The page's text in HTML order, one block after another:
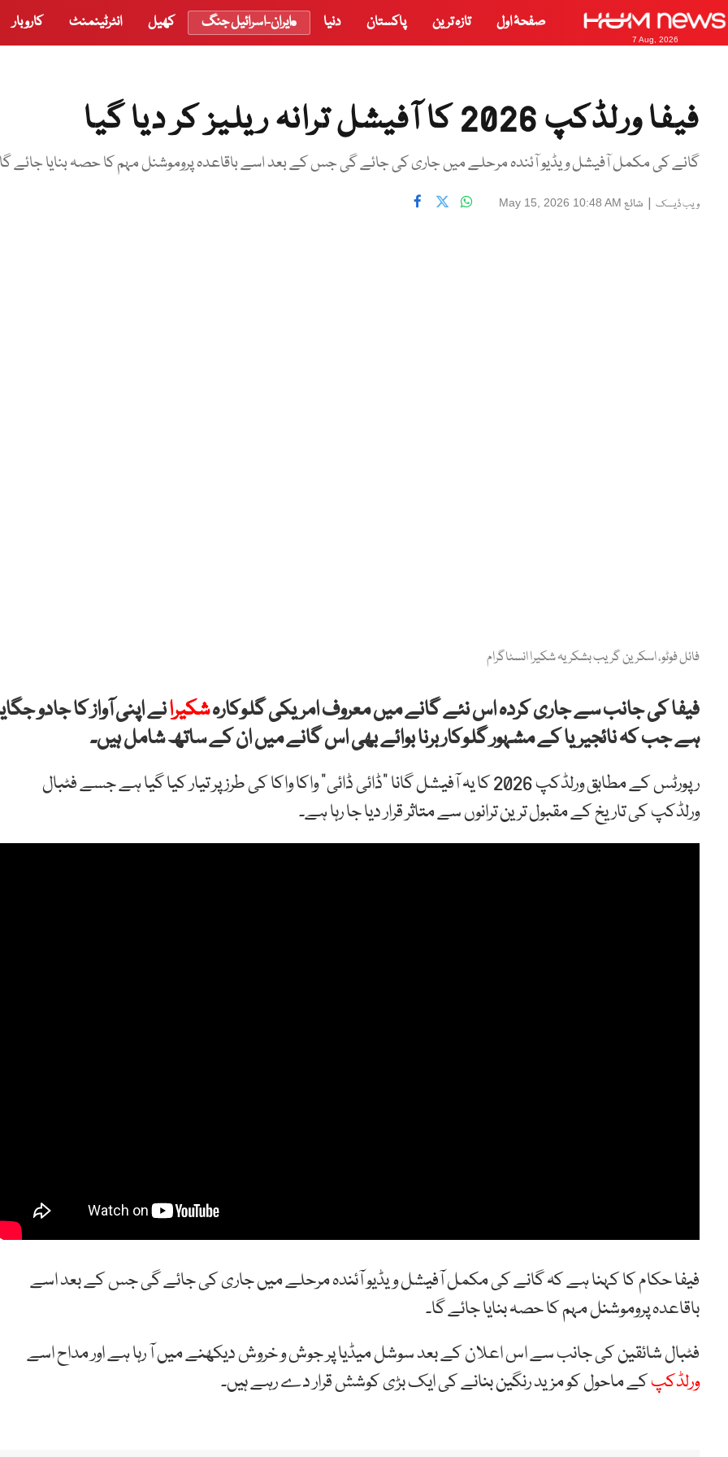
7 Aug, 2026
صفحۂ اول تازہ ترین پاکستان دنیا ایران-اسرائیل جنگ کھیل انٹرٹینمنٹ کاروبار
فیفا ورلڈکپ 2026 کا آفیشل ترانہ ریلیز کر دیا گیا
گانے کی مکمل آفیشل ویڈیو آئندہ مرحلے میں جاری کی جائے گی جس کے بعد اسے باقاعدہ پروموشنل مہم کا حصہ بنایا جائے گا
ویب ڈیسک | شائع May 15, 2026 10:48 AM
فائل فوٹو، اسکرین گریب بشکریہ شکیرا انسٹاگرام
فیفا کی جانب سے جاری کردہ اس نئے گانے میں معروف امریکی گلوکارہشکیرانے اپنی آواز کا جادو
ہے جب کہ نائجیریا کے مشہور گلوکار برنا بوائے بھی اس گانے میں ان کے ساتھ شامل ہیں۔
رپورٹس کے مطابق ورلڈکپ 2026 کا یہ آفیشل گانا “ڈائی ڈائی” واکا واکا کی طرز پر تیار کیا گیا ہے جسے فٹبال
ورلڈکپ کی تاریخ کے مقبول ترین ترانوں سے متاثر قرار دیا جا رہا ہے۔
فیفا حکام کا کہنا ہے کہ گانے کی مکمل آفیشل ویڈیو آئندہ مرحلے میں جاری کی جائے گی جس کے بعد اسے
باقاعدہ پروموشنل مہم کا حصہ بنایا جائے گا۔
فٹبال شائقین کی جانب سے اس اعلان کے بعد سوشل میڈیا پر جوش و خروش دیکھنے میں آ رہا ہے اور مداح اسے
ورلڈکپکے ماحول کو مزید رنگین بنانے کی ایک بڑی کوشش قرار دے رہے ہیں۔